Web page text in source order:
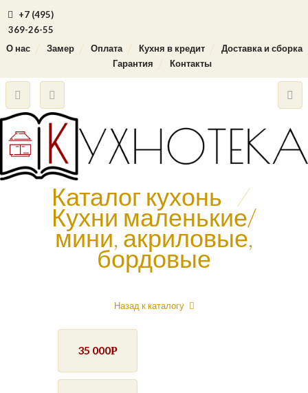
+7 (495)
369-26-55
О нас
Замер Оплата Кухня в кредит
Доставка и сборка
Гарантия
Контакты
Каталог кухонь /
Кухни маленькие/
мини, акриловые,
бордовые
Назад к каталогу
35 000Р